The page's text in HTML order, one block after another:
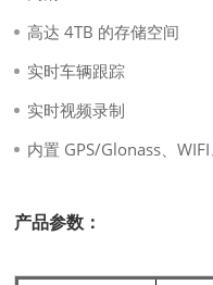
高达 4TB 的存储空间
实时车辆跟踪
实时视频录制
内置 GPS/Glonass、
产品参数：